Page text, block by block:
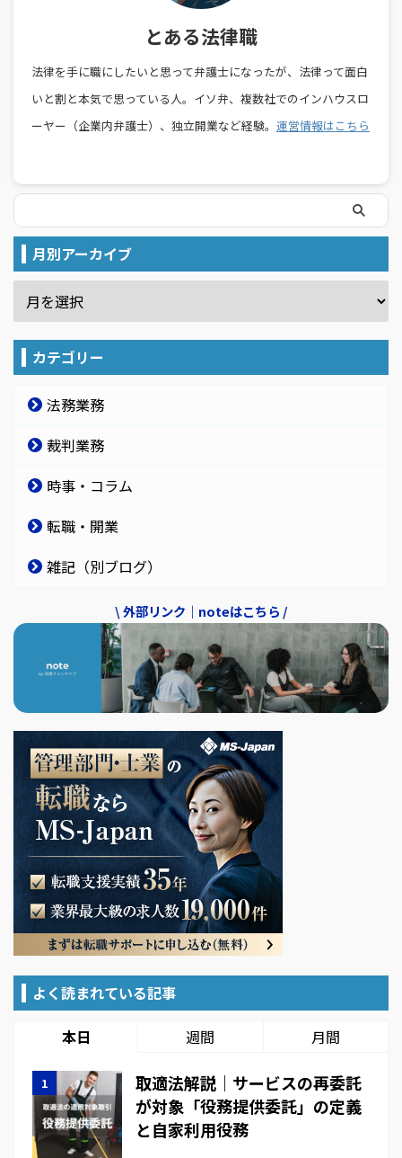
とある法律職
法律を手に職にしたいと思って弁護士になったが、法律って面白
いと割と本気で思っている人。イソ弁、複数社でのインハウスロ
ーヤー（企業内弁護士）、独立開業など経験。 運営情報はこちら
月別アーカイブ
カテゴリー
法務業務
裁判業務
時事・コラム
転職・開業
雑記（別ブログ）
\ 外部リンク｜noteはこちら /
よく読まれている記事
本日 週間 月間
取適法解説｜サービスの再委託
が対象「役務提供委託」の定義
と自家利用役務